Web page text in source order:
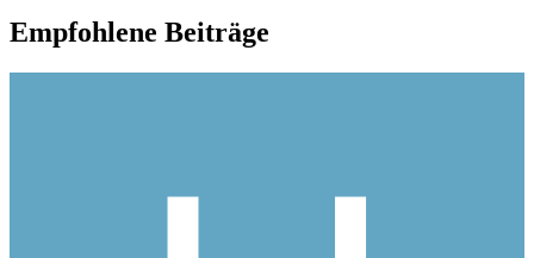
Empfohlene Beiträge